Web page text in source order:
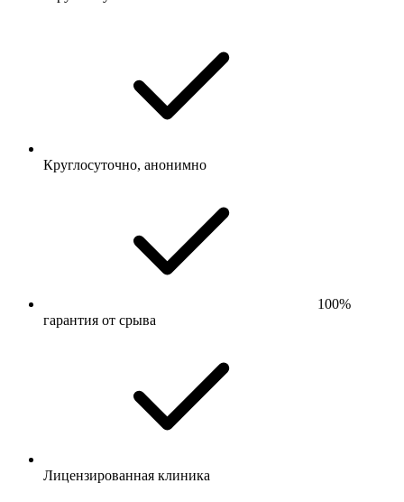
Круглосуточно, анонимно
100%
гарантия от срыва
Лицензированная клиника